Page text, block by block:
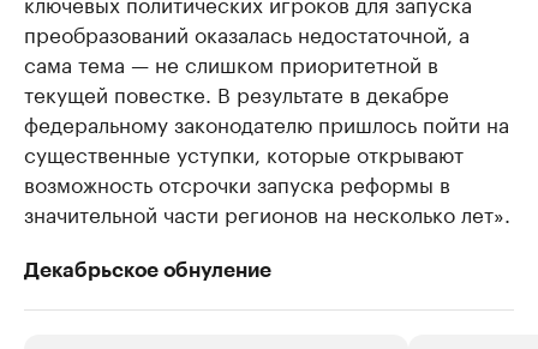
преобразований оказалась недостаточной, а
сама тема — не слишком приоритетной в
текущей повестке. В результате в декабре
федеральному законодателю пришлось пойти на
существенные уступки, которые открывают
возможность отсрочки запуска реформы в
значительной части регионов на несколько лет».
Декабрьское обнуление